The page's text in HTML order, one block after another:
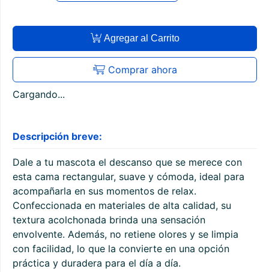
Agregar al Carrito
Comprar ahora
Cargando...
Descripción breve:
Dale a tu mascota el descanso que se merece con
esta cama rectangular, suave y cómoda, ideal para
acompañarla en sus momentos de relax.
Confeccionada en materiales de alta calidad, su
textura acolchonada brinda una sensación
envolvente. Además, no retiene olores y se limpia
con facilidad, lo que la convierte en una opción
práctica y duradera para el día a día.